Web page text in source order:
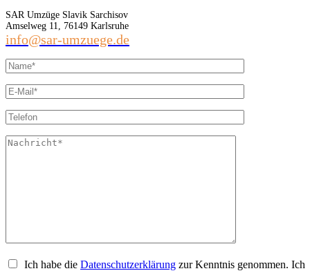
SAR Umzüge Slavik Sarchisov
Amselweg 11, 76149 Karlsruhe
info@sar-umzuege.de
Ich habe die Datenschutzerklärung zur Kenntnis genommen. Ich